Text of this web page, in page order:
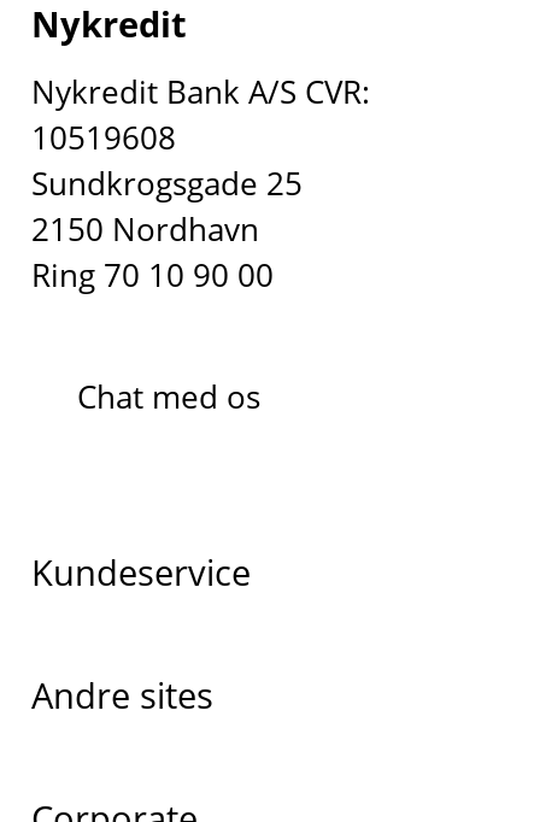
Nykredit
Nykredit Bank A/S CVR:
10519608
Sundkrogsgade 25
2150 Nordhavn
Ring 70 10 90 00
Chat med os
Kundeservice
Andre sites